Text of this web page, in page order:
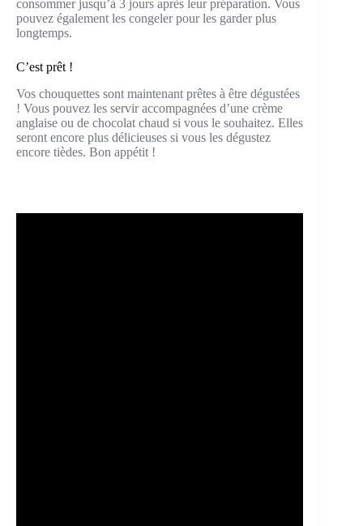
consommer jusqu’à 3 jours après leur préparation. Vous
pouvez également les congeler pour les garder plus
longtemps.
C’est prêt !
Vos chouquettes sont maintenant prêtes à être dégustées
! Vous pouvez les servir accompagnées d’une crème
anglaise ou de chocolat chaud si vous le souhaitez. Elles
seront encore plus délicieuses si vous les dégustez
encore tièdes. Bon appétit !